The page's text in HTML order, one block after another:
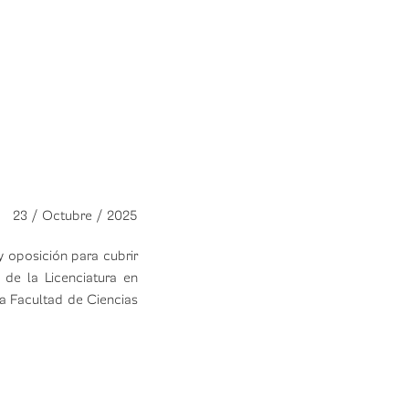
23 / Octubre / 2025
oposición para cubrir
de la Licenciatura en
Facultad de Ciencias